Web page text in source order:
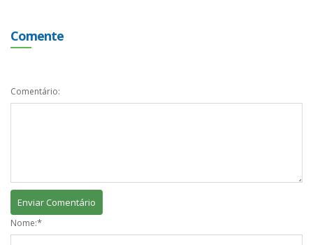
Comente
Comentário:
Nome:*